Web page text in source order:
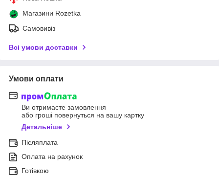
Магазини Rozetka
Самовивіз
Всі умови доставки
Умови оплати
Ви отримаєте замовлення
або гроші повернуться на вашу картку
Детальніше
Післяплата
Оплата на рахунок
Готівкою